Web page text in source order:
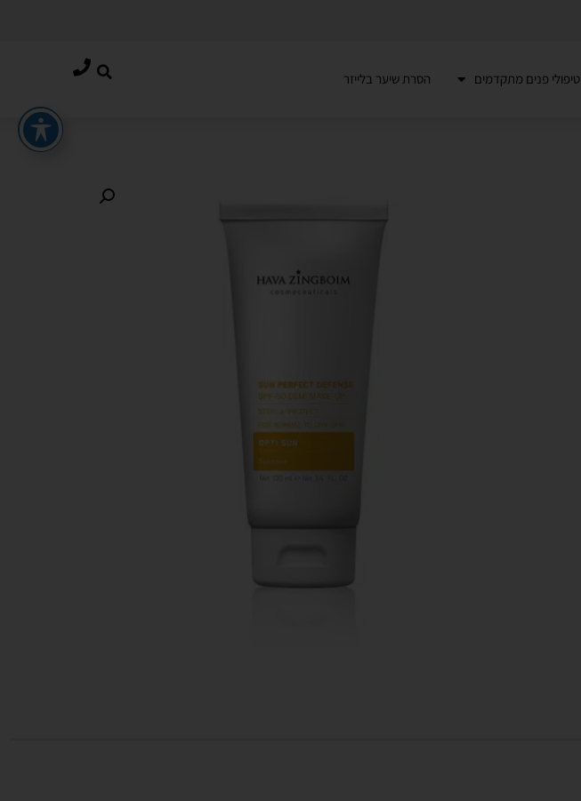
טיפולי פנים מתקדמים הסרת שיער בלייזר